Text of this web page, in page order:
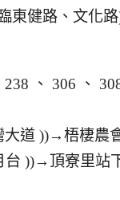
東健路、文化
238 、 306 、
大道 ))→梧棲農
台 ))→頂寮里站